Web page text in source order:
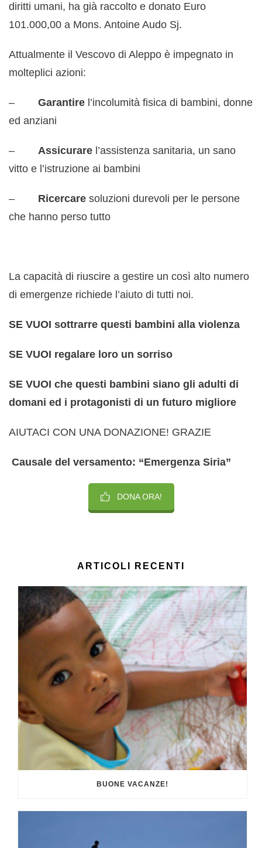
diritti umani, ha già raccolto e donato Euro
101.000,00 a Mons. Antoine Audo Sj.
Attualmente il Vescovo di Aleppo è impegnato in
molteplici azioni:
– Garantire l’incolumità fisica di bambini, donne
ed anziani
– Assicurare l’assistenza sanitaria, un sano
vitto e l’istruzione ai bambini
– Ricercare soluzioni durevoli per le persone
che hanno perso tutto
La capacità di riuscire a gestire un così alto numero
di emergenze richiede l’aiuto di tutti noi.
SE VUOI sottrarre questi bambini alla violenza
SE VUOI regalare loro un sorriso
SE VUOI che questi bambini siano gli adulti di
domani ed i protagonisti di un futuro migliore
AIUTACI CON UNA DONAZIONE! GRAZIE
Causale del versamento: “Emergenza Siria”
DONA ORA!
ARTICOLI RECENTI
BUONE VACANZE!